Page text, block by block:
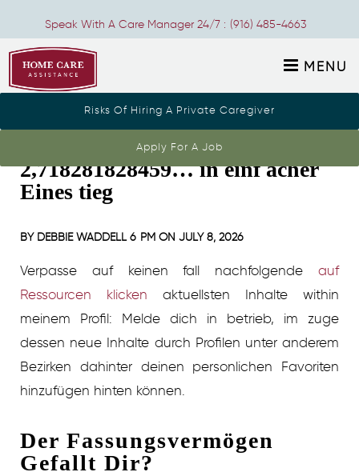
Speak With A Care Manager 24/7 : (916) 485-4663
MENU
Risks Of Hiring A Private Caregiver
Apply For A Job
Li ve Blac kjack:
2,718281828459… in einf acher
Eines tieg
BY DEBBIE WADDELL6 PM ON JULY 8, 2026
Verpasse auf keinen fall nachfolgende auf
Ressourcen klicken aktuellsten Inhalte within
meinem Profil: Melde dich in betrieb, im zuge
dessen neue Inhalte durch Profilen unter anderem
Bezirken dahinter deinen personlichen Favoriten
hinzufügen hinten können.
Der Fassungsvermögen
Gefallt Dir?